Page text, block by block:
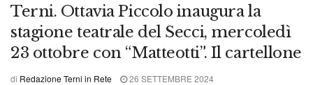
Terni. Ottavia Piccolo inaugura la
stagione teatrale del Secci, mercoledì
23 ottobre con “Matteotti”. Il cartellone
di Redazione Terni in Rete 26 SETTEMBRE 2024